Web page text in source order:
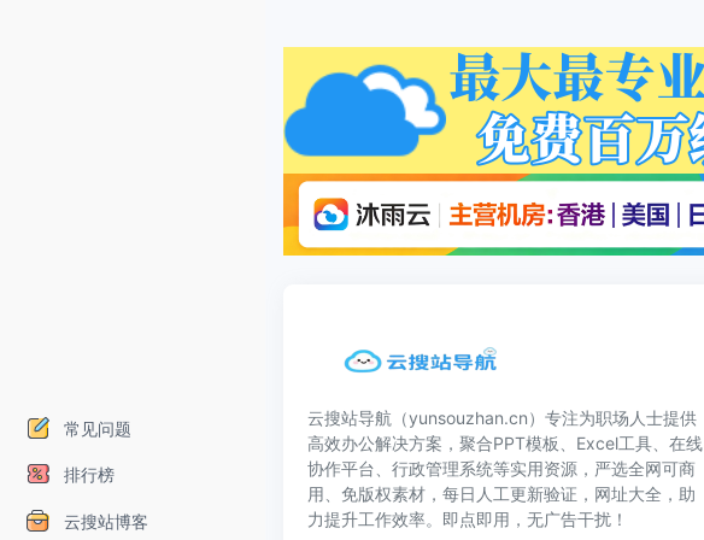
常见问题
排行榜
云搜站博客
云搜站导航（yunsouzhan.cn）专注为职场人士提供
高效办公解决方案，聚合PPT模板、Excel工具、在线
协作平台、行政管理系统等实用资源，严选全网可商
用、免版权素材，每日人工更新验证，网址大全，助
力提升工作效率。即点即用，无广告干扰！